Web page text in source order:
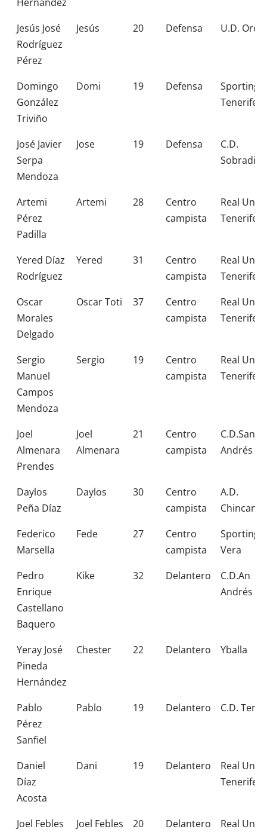
Jesús José
Rodríguez
Pérez
Jesús 20 Defensa U.D.
Domingo
González
Triviño
Domi 19 Defensa
Sporting
Tenerife
José Javier
Serpa
Mendoza
Jose 19 Defensa
C.D.
Sobradillo
Artemi
Pérez
Padilla
Artemi 28
Centro
campista
Real
Tenerife
Yered Díaz
Rodríguez
Yered 31
Centro
campista
Real
Tenerife
Oscar
Morales
Delgado
Oscar Toti 37
Centro
campista
Real
Tenerife
Sergio
Manuel
Campos
Mendoza
Sergio 19
Centro
campista
Real
Tenerife
Joel
Almenara
Prendes
Joel
Almenara
21
Centro
campista
C.D.San
Andrés
Daylos
Peña Díaz
Daylos 30
Centro
campista
A.D.
Federico
Marsella
Fede 27
Centro
campista
Sporting
Vera
Pedro
Enrique
Castellano
Baquero
Kike 32 Delantero
C.D.An
Andrés
Yeray José
Pineda
Hernández
Chester 22 Delantero Yballa
Pablo
Pérez
Sanfiel
Pablo 19 Delantero C.D.
Daniel
Díaz
Acosta
Dani 19 Delantero
Real
Tenerife
Joel Febles
Joel Febles 20 Delantero
Real